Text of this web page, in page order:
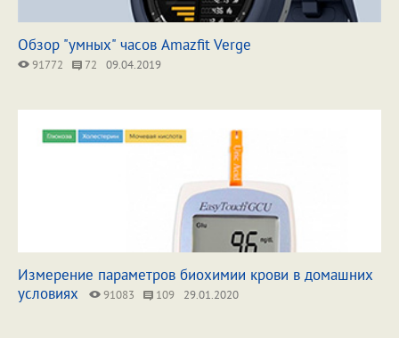
Обзор "умных" часов Amazfit Verge
91772 72 09.04.2019
Измерение параметров биохимии крови в домашних
условиях
91083 109 29.01.2020